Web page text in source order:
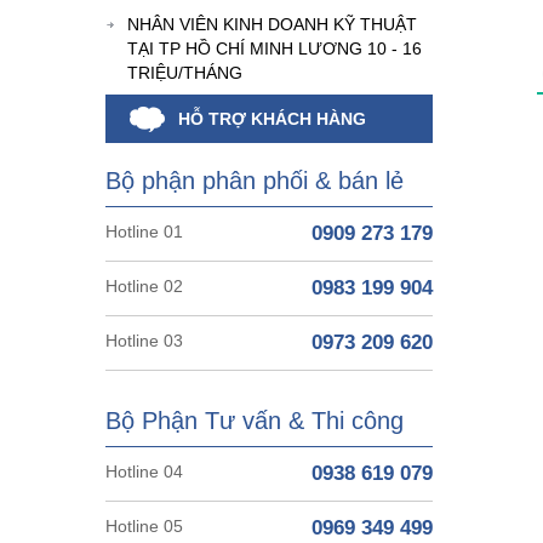
NHÂN VIÊN KINH DOANH KỸ THUẬT
TẠI TP HỒ CHÍ MINH LƯƠNG 10 - 16
TRIỆU/THÁNG
HỖ TRỢ KHÁCH HÀNG
Bộ phận phân phối & bán lẻ
Hotline 01 0909 273 179
Hotline 02 0983 199 904
Hotline 03 0973 209 620
Bộ Phận Tư vấn & Thi công
Hotline 04 0938 619 079
Hotline 05 0969 349 499